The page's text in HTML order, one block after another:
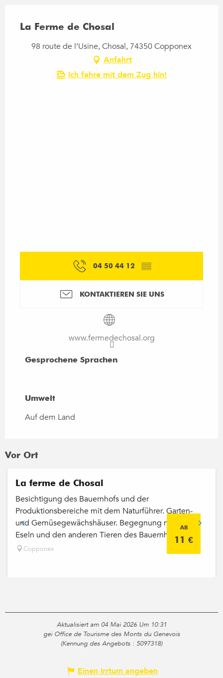
La Ferme de Chosal
98 route de l’Usine, Chosal, 74350 Copponex
Anfahrt
Ich fahre mit dem Zug hin!
04 50 44 12 ▒▒
KONTAKTIEREN SIE UNS
www.fermedechosal.org
Gesprochene Sprachen
Gesprochene Sprachen
Umwelt
Umwelt
Auf dem Land
Vor Ort
AB
11 €
La ferme de Chosal
Besichtigung des Bauernhofs und der
Produktionsbereiche mit dem Naturführer. Garten-
und Gemüsegewächshäuser. Begegnung mit den
Eseln und den anderen Tieren des Bauernhofs.
Copponex
Aktualisiert am 04 Mai 2026 Um 10:31
gei Office de Tourisme des Monts du Genevois
(Kennung des Angebots : 5097318)
Einen Irrtum angeben